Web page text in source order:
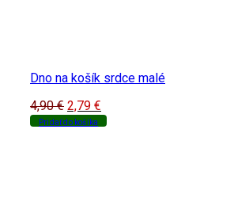
Dno na košík srdce malé
4,90€ Original
price
2,79 €
price
Pridať do košíka